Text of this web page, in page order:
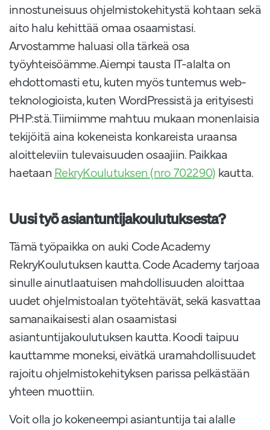
innostuneisuus ohjelmistokehitystä kohtaan sekä
aito halu kehittää omaa osaamistasi.
Arvostamme haluasi olla tärkeä osa
työyhteisöämme. Aiempi tausta IT-alalta on
ehdottomasti etu, kuten myös tuntemus web-
teknologioista, kuten WordPressistä ja erityisesti
PHP:stä. Tiimiimme mahtuu mukaan monenlaisia
tekijöitä aina kokeneista konkareista uraansa
aloitteleviin tulevaisuuden osaajiin. Paikkaa
haetaanRekryKoulutuksen (nro 702290) kautta.
Uusi työ asiantuntijakoulutuksesta?
Tämä työpaikka on auki Code Academy
RekryKoulutuksen kautta. Code Academy tarjoaa
sinulle ainutlaatuisen mahdollisuuden aloittaa
uudet ohjelmistoalan työtehtävät, sekä kasvattaa
samanaikaisesti alan osaamistasi
asiantuntijakoulutuksen kautta. Koodi taipuu
kauttamme moneksi, eivätkä uramahdollisuudet
rajoitu ohjelmistokehityksen parissa pelkästään
yhteen muottiin.
Voit olla jo kokeneempi asiantuntija tai alalle